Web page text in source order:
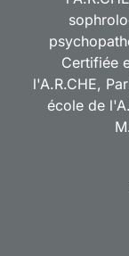
Certifiée
l'A.R.CHE,
école de